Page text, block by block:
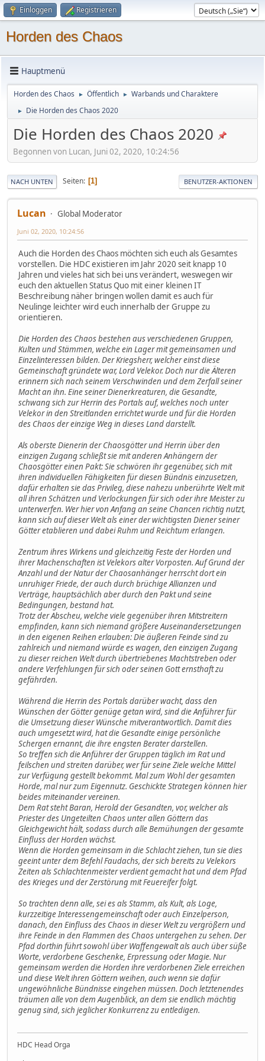
Einloggen Registrieren
Horden des Chaos
Hauptmenü
Horden des Chaos ► Öffentlich ► Warbands und Charaktere
► Die Horden des Chaos 2020
Die Horden des Chaos 2020
Begonnen von Lucan, Juni 02, 2020, 10:24:56
NACH UNTEN Seiten 1 BENUTZER-AKTIONEN
Lucan Global Moderator
Juni 02, 2020, 10:24:56
Auch die Horden des Chaos möchten sich euch als Gesamtes
vorstellen. Die HDC existieren im Jahr 2020 seit knapp 10
Jahren und vieles hat sich bei uns verändert, weswegen wir
euch den aktuellen Status Quo mit einer kleinen IT
Beschreibung näher bringen wollen damit es auch für
Neulinge leichter wird euch innerhalb der Gruppe zu
orientieren.
Die Horden des Chaos bestehen aus verschiedenen Gruppen,
Kulten und Stämmen, welche ein Lager mit gemeinsamen und
Einzelinteressen bilden. Der Kriegsherr, welcher einst diese
Gemeinschaft gründete war, Lord Velekor. Doch nur die Älteren
erinnern sich nach seinem Verschwinden und dem Zerfall seiner
Macht an ihn. Eine seiner Dienerkreaturen, die Gesandte,
schwang sich zur Herrin des Portals auf, welches noch unter
Velekor in den Streitlanden errichtet wurde und für die Horden
des Chaos der einzige Weg in dieses Land darstellt.
Als oberste Dienerin der Chaosgötter und Herrin über den
einzigen Zugang schließt sie mit anderen Anhängern der
Chaosgötter einen Pakt: Sie schwören ihr gegenüber, sich mit
ihren individuellen Fähigkeiten für diesen Bündnis einzusetzen,
dafür erhalten sie das Privileg, diese nahezu unberührte Welt mit
all ihren Schätzen und Verlockungen für sich oder ihre Meister zu
unterwerfen. Wer hier von Anfang an seine Chancen richtig nutzt,
kann sich auf dieser Welt als einer der wichtigsten Diener seiner
Götter etablieren und dabei Ruhm und Reichtum erlangen.
Zentrum ihres Wirkens und gleichzeitig Feste der Horden und
ihrer Machenschaften ist Velekors alter Vorposten. Auf Grund der
Anzahl und der Natur der Chaosanhänger herrscht dort ein
unruhiger Friede, der auch durch brüchige Allianzen und
Verträge, hauptsächlich aber durch den Pakt und seine
Bedingungen, bestand hat.
Trotz der Abscheu, welche viele gegenüber ihren Mitstreitern
empfinden, kann sich niemand größere Auseinandersetzungen
in den eigenen Reihen erlauben: Die äußeren Feinde sind zu
zahlreich und niemand würde es wagen, den einzigen Zugang
zu dieser reichen Welt durch übertriebenes Machtstreben oder
andere Verfehlungen für sich oder seinen Gott ernsthaft zu
gefährden.
Während die Herrin des Portals darüber wacht, dass den
Wünschen der Götter genüge getan wird, sind die Anführer für
die Umsetzung dieser Wünsche mitverantwortlich. Damit dies
auch umgesetzt wird, hat die Gesandte einige persönliche
Schergen ernannt, die ihre engsten Berater darstellen.
So treffen sich die Anführer der Gruppen täglich im Rat und
feilschen und streiten darüber, wer für seine Ziele welche Mittel
zur Verfügung gestellt bekommt. Mal zum Wohl der gesamten
Horde, mal nur zum Eigennutz. Geschickte Strategen können hier
beides miteinander vereinen.
Dem Rat steht Baran, Herold der Gesandten, vor, welcher als
Priester des Ungeteilten Chaos unter allen Göttern das
Gleichgewicht hält, sodass durch alle Bemühungen der gesamte
Einfluss der Horden wächst.
Wenn die Horden gemeinsam in die Schlacht ziehen, tun sie dies
geeint unter dem Befehl Faudachs, der sich bereits zu Velekors
Zeiten als Schlachtenmeister verdient gemacht hat und dem Pfad
des Krieges und der Zerstörung mit Feuereifer folgt.
So trachten denn alle, sei es als Stamm, als Kult, als Loge,
kurzzeitige Interessengemeinschaft oder auch Einzelperson,
danach, den Einfluss des Chaos in dieser Welt zu vergrößern und
ihre Feinde in den Flammen des Chaos untergehen zu sehen. Der
Pfad dorthin führt sowohl über Waffengewalt als auch über süße
Worte, verdorbene Geschenke, Erpressung oder Magie. Nur
gemeinsam werden die Horden ihre verdorbenen Ziele erreichen
und diese Welt ihren Göttern weihen, auch wenn sie dafür
ungewöhnliche Bündnisse eingehen müssen. Doch letztenendes
träumen alle von dem Augenblick, an dem sie endlich mächtig
genug sind, sich jeglicher Konkurrenz zu entledigen.
HDC Head Orga